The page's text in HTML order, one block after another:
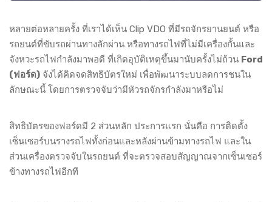
หลายต่อหลายครั้ง ที่เราได้เห็น Clip VDO ที่มีรถจักรยานยนต์ หรือ
รถยนต์ที่ขับรถผ่านทางลักผ่าน หรือทางรถไฟที่ไม่มีเครื่องกั้นและ
จังหวะรถไฟกำลังมาพอดี ที่เกิดอุบัติเหตุขึ้นมานับครั้งไม่ถ้วน Ford
(ฟอร์ด) จังได้คิดจดสิทธิบัตรใหม่ เพื่อพัฒนาระบบลดการชนใน
ลักษณะนี้ โดยการตรวจจับว่ามีหัวรถจักรกำลังมาหรือไม่
สิทธิบัตรของฟอร์ดมี 2 ส่วนหลัก ประการแรก นั่นคือ การติดตั้ง
เซ็นเซอร์บนรางรถไฟทั้งก่อนและหลังผ่านข้ามทางรถไฟ และใน
ส่วนเครื่องตรวจจับในรถยนต์ ที่จะตรวจสอบสัญญาณจากเซ็นเซอร์
ข้างทางรถไฟอีกที